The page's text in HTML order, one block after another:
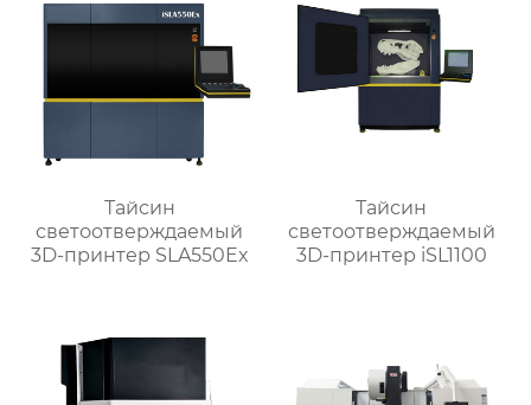
Тайсин
светоотверждаемый
3D-принтер SLA550Ex
Тайсин
светоотверждаемый
3D-принтер iSL1100